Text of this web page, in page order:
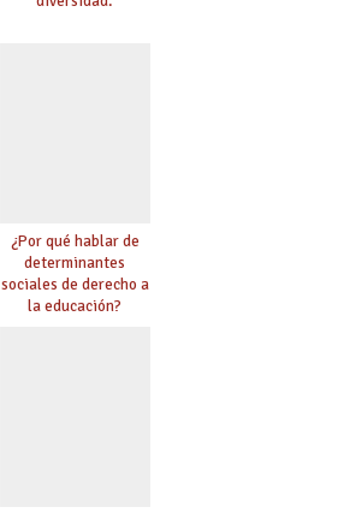
¿Por qué hablar de
determinantes
sociales de derecho a
la educación?